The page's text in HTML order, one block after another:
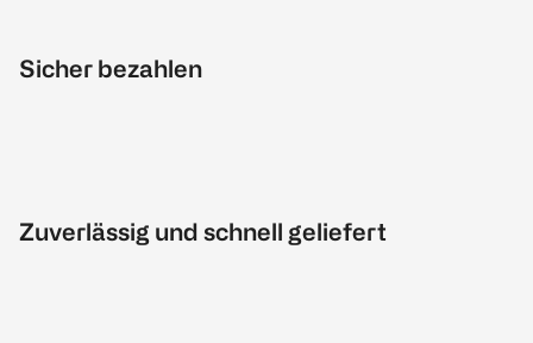
Sicher bezahlen
Zuverlässig und schnell geliefert